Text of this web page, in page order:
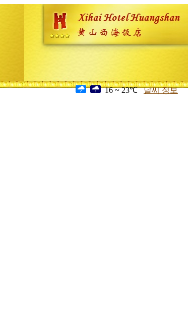
16 ~ 23℃ 날씨 정보